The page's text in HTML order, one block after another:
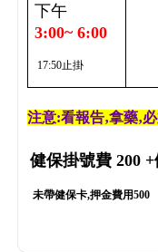
下午
3:00~ 6:00
17:50止掛
注意:看報告‚拿藥‚
健保掛號費 200 +
未帶健保卡,押金費用500